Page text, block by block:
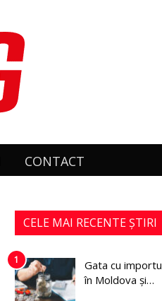
CONTACT
CELE MAI RECENTE ȘTIRI
1
Gata cu
în Moldova și…